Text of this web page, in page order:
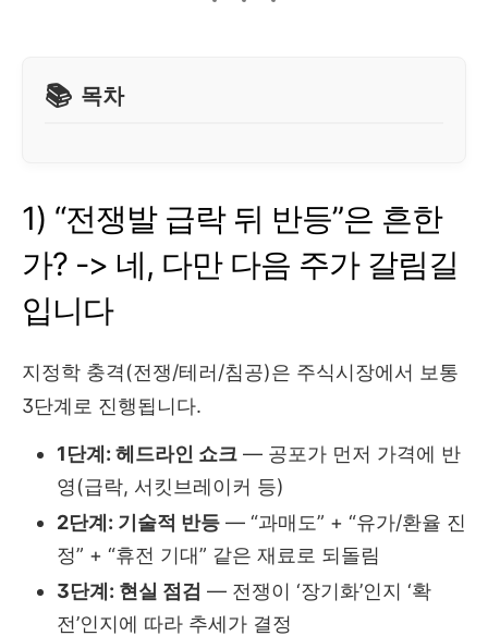
목차
1) “전쟁발 급락 뒤 반등”은 흔한
가? -> 네, 다만 다음 주가 갈림길
입니다
지정학 충격(전쟁/테러/침공)은 주식시장에서 보통
3단계로 진행됩니다.
1단계: 헤드라인 쇼크 — 공포가 먼저 가격에 반
영(급락, 서킷브레이커 등)
2단계: 기술적 반등 — “과매도” + “유가/환율 진
정” + “휴전 기대” 같은 재료로 되돌림
3단계: 현실 점검 — 전쟁이 ‘장기화’인지 ‘확
전’인지에 따라 추세가 결정